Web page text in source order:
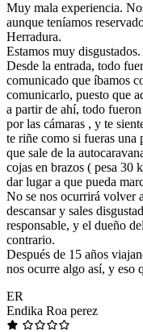
Muy mala experiencia.
aunque teníamos
Herradura.
Estamos muy disgustados.
Desde la entrada, todo
comunicado que íbamos
comunicarlo, puesto que
a partir de ahí, todo fueron
por las cámaras , y te
te riñe como si fueras una
que sale de la
cojas en brazos ( pesa 30
dar lugar a que pueda
No se nos ocurrirá volver
descansar y sales
responsable, y el dueño
contrario.
Después de 15 años
nos ocurre algo así, y eso
ER
Endika Roa perez